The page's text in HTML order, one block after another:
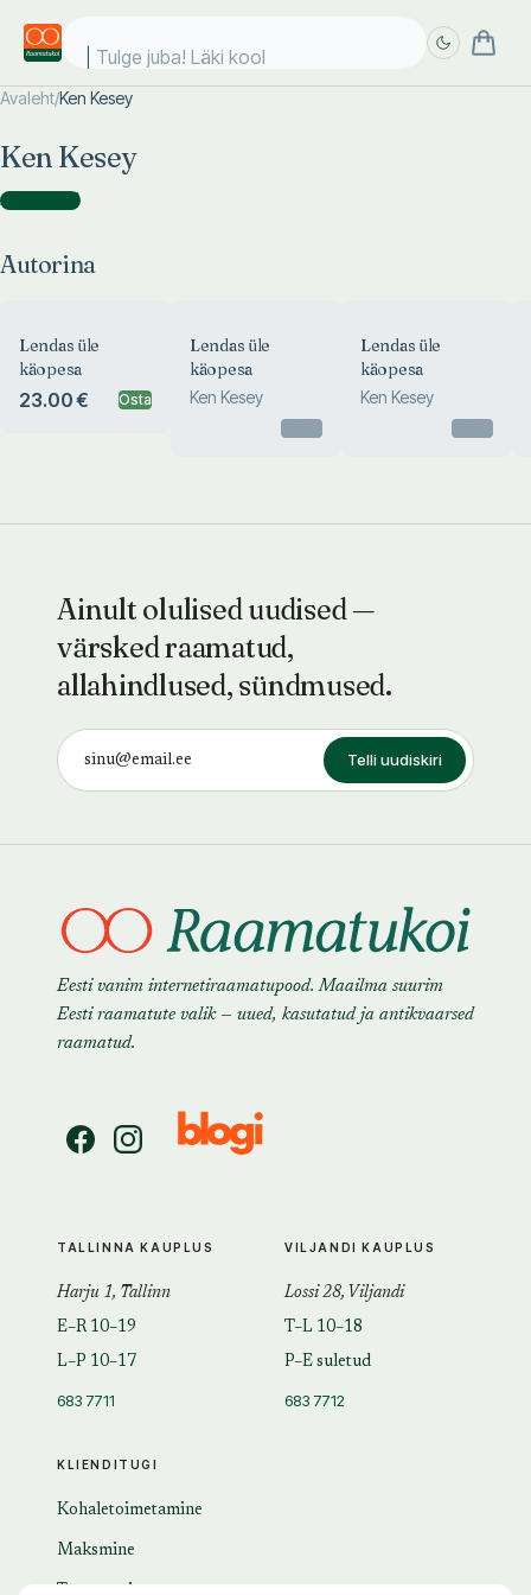
Tulge juba! Läki kool
Avaleht/Ken Kesey
Ken Kesey
Autorina )
Autorina
Lendas üle
käopesa
23.00 € Osta
Lendas üle
käopesa
Ken Kesey
Lendas üle
käopesa
Ken Kesey
Ainult olulised uudised —
värsked raamatud,
allahindlused, sündmused.
Telli uudiskiri
Eesti vanim internetiraamatupood. Maailma suurim
Eesti raamatute valik — uued, kasutatud ja antikvaarsed
raamatud.
KLIENDITUGI
Kohaletoimetamine
Maksmine
TALLINNA KAUPLUS
Harju 1, Tallinn
E–R 10–19
L–P 10–17
683 7711
VILJANDI KAUPLUS
Lossi 28, Viljandi
T–L 10–18
P–E suletud
683 7712